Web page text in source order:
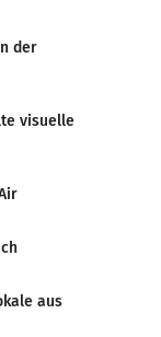
der
visuelle
aus